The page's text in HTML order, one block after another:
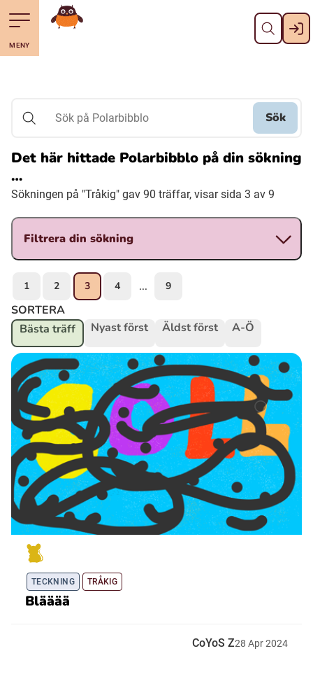
Till navigering av sidans innehåll
Hoppa till sidans huvudinnehåll Stäng
Åarjelsaemiengïele (Sydsamiska)
Davvisámegiella (Nordsamiska)
Bidumsámegiella (Pitesamiska)
Ubmejesámiengiälla (Umesamiska)
Kaale (Romska)
Arli (Romska)
Resanderomani (Romska)
Kelderash (Romska)
MENY
Gå till startsidan
Sök på Polarbibblo
Sök
Det här hittade Polarbibblo på din sökning
…
Sökningen på "Tråkig" gav 90 träffar, visar sida 3 av 9
Filtrera din sökning
1 2 3 4 ... 9
SORTERA
Bästa träff
Nyast först Äldst först A-Ö
TECKNING TRÅKIG
Blääää
CoYoS Z28 Apr2024